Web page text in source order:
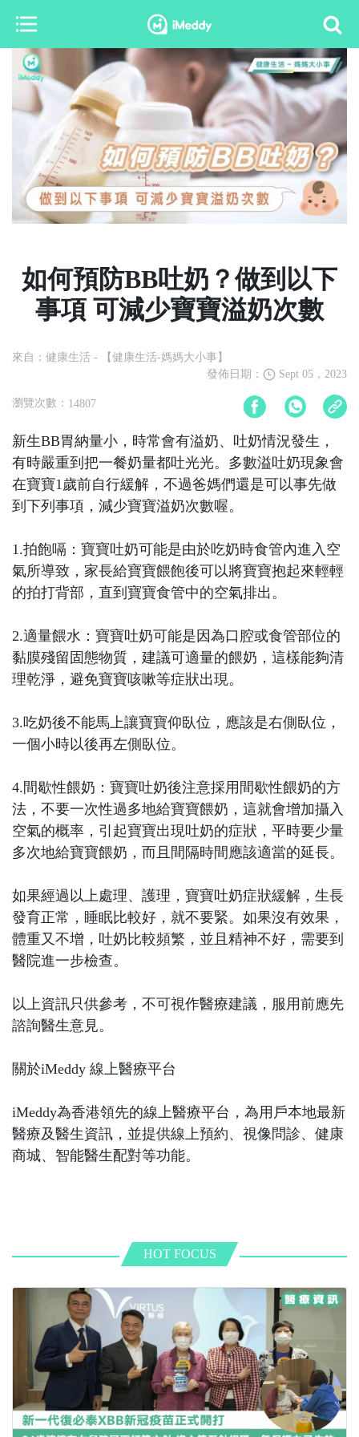
​如何預防BB吐奶？做到以下
事項 可減少寶寶溢奶次數
來自：健康生活 - 【健康生活-媽媽大小事】
發佈日期：
Sept 05，2023
瀏覽次數： 14807
新生BB胃納量小，時常會有溢奶、吐奶情況發生，
有時嚴重到把一餐奶量都吐光光。多數溢吐奶現象會
在寶寶1歲前自行緩解，不過爸媽們還是可以事先做
到下列事項，減少寶寶溢奶次數喔。
1.拍飽嗝：寶寶吐奶可能是由於吃奶時食管內進入空
氣所導致，家長給寶寶餵飽後可以將寶寶抱起來輕輕
的拍打背部，直到寶寶食管中的空氣排出。
2.適量餵水：寶寶吐奶可能是因為口腔或食管部位的
黏膜殘留固態物質，建議可適量的餵奶，這樣能夠清
理乾淨，避免寶寶咳嗽等症狀出現。
3.吃奶後不能馬上讓寶寶仰臥位，應該是右側臥位，
一個小時以後再左側臥位。
4.間歇性餵奶：寶寶吐奶後注意採用間歇性餵奶的方
法，不要一次性過多地給寶寶餵奶，這就會增加攝入
空氣的概率，引起寶寶出現吐奶的症狀，平時要少量
多次地給寶寶餵奶，而且間隔時間應該適當的延長。
如果經過以上處理、護理，寶寶吐奶症狀緩解，生長
發育正常，睡眠比較好，就不要緊。如果沒有效果，
體重又不增，吐奶比較頻繁，並且精神不好，需要到
醫院進一步檢查。
以上資訊只供參考，不可視作醫療建議，服用前應先
諮詢醫生意見。
關於iMeddy 線上醫療平台
iMeddy為香港領先的線上醫療平台，為用戶本地最新
醫療及醫生資訊，並提供線上預約、視像問診、健康
商城、智能醫生配對等功能。
HOT FOCUS